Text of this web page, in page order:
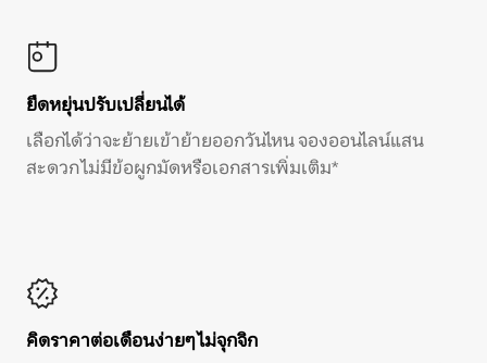
ยืดหยุ่นปรับเปลี่ยนได้
เลือกได้ว่าจะย้ายเข้าย้ายออกวันไหน จองออนไลน์แสน
สะดวก ไม่มีข้อผูกมัดหรือเอกสารเพิ่มเติม*
คิดราคาต่อเดือนง่ายๆ ไม่จุกจิก